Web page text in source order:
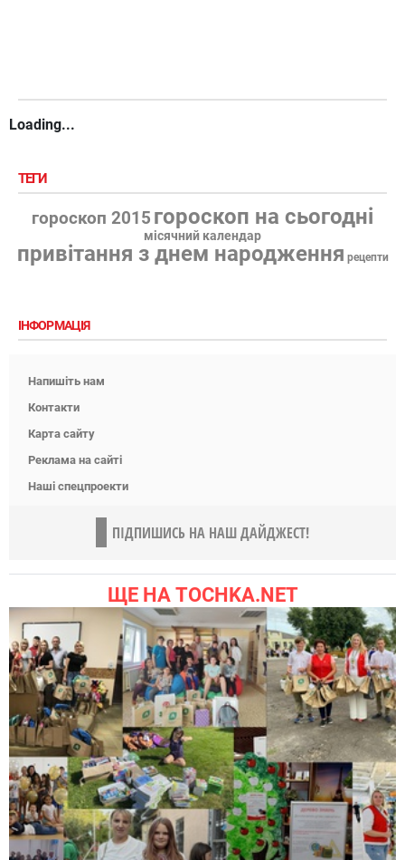
Loading...
ТЕГИ
гороскоп 2015 гороскоп на сьогодні
місячний календар
привітання з днем народження рецепти
ІНФОРМАЦІЯ
Напишіть нам
Контакти
Карта сайту
Реклама на сайті
Наші спецпроекти
ПІДПИШИСЬ НА НАШ ДАЙДЖЕСТ!
ЩЕ НА TOCHKA.NET